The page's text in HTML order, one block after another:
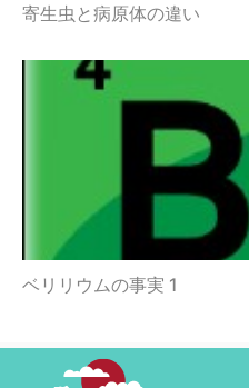
寄生虫と病原体の違い
ベリリウムの事実 1